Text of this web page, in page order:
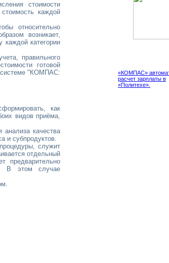
стоимости
каждой
относительно
возникает,
каждой категории
правильного
готовой
"КОМПАС:
как
видов приёма,
качества
и субпродуктов.
служит
отдельный
предварительно
В этом случае
«КОМПАС»
расчет зарплаты в
«Политехе».